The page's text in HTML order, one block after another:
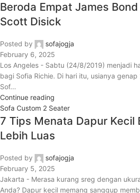
Beroda Empat James
Scott Disick
Posted by
sofajogja
February 6, 2025
Los Angeles - Sabtu (24/8/2019) menjadi
bagi Sofia Richie. Di hari itu, usianya genap
Sof...
Continue reading
Sofa Custom 2 Seater
7 Tips Menata Dapur Kecil
Lebih Luas
Posted by
sofajogja
February 5, 2025
Jakarta - Merasa kurang sreg dengan
Anda? Dapur kecil memang sanggup